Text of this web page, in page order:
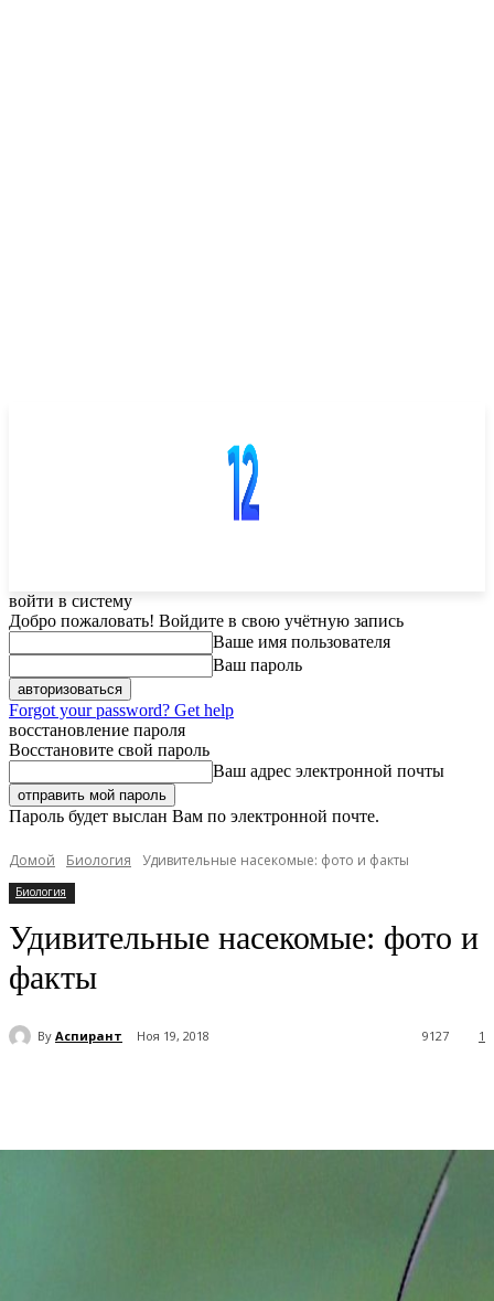
войти в систему
Добро пожаловать! Войдите в свою учётную запись
Ваше имя пользователя
Ваш пароль
Forgot your password? Get help
восстановление пароля
Восстановите свой пароль
Ваш адрес электронной почты
Пароль будет выслан Вам по электронной почте.
Домой Биология Удивительные насекомые: фото и факты
Биология
Удивительные насекомые: фото и
факты
By Аспирант Ноя 19, 2018 1
9127